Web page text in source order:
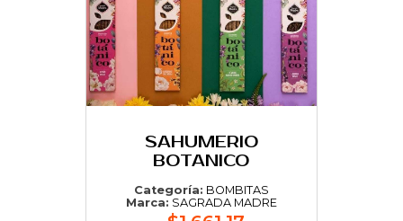
SAHUMERIO
BOTANICO
Categoría: BOMBITAS
Marca: SAGRADA MADRE